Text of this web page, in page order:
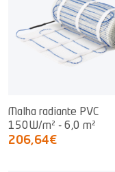
Malha radiante PVC
150W/m² - 6,0 m²
206,64€